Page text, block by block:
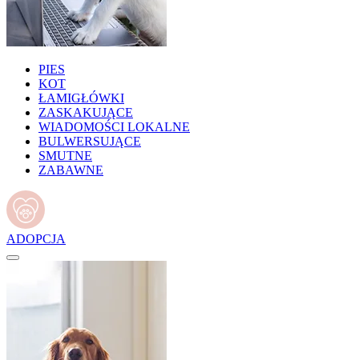
PIES
KOT
ŁAMIGŁÓWKI
ZASKAKUJĄCE
WIADOMOŚCI LOKALNE
BULWERSUJĄCE
SMUTNE
ZABAWNE
ADOPCJA